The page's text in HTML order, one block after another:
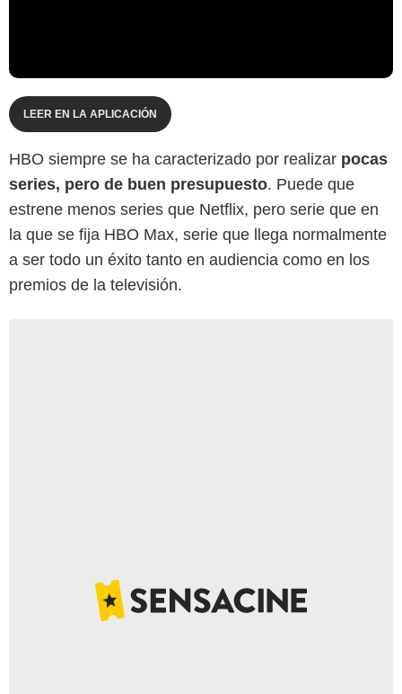
LEER EN LA APLICACIÓN
HBO siempre se ha caracterizado por realizar pocas
series, pero de buen presupuesto. Puede que
estrene menos series que Netflix, pero serie que en
la que se fija HBO Max, serie que llega normalmente
a ser todo un éxito tanto en audiencia como en los
premios de la televisión.